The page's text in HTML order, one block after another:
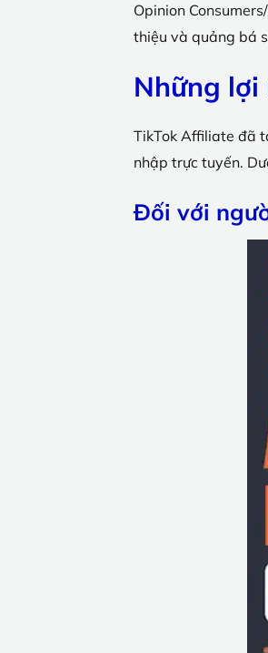
Opinion
thiệu và quảng bá
Những
TikTok Affiliate đã
nhập trực tuyến.
Đối với